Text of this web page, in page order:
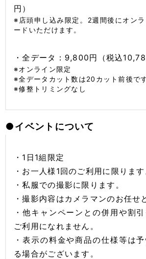
円）
※店頭申し込み限定。2週間後にオン
ードいただけます。
・全データ：9,800円（税込
※オンライン限定
※全データカット数は20カット前後で
※修整トリミングなし
●イベントについて
・1日1組限定
・お一人様1回のご利用に限ります
・私服での撮影に限ります。
・撮影内容はカメラマンのお任せ
・他キャンペーンとの併用や割
ご利用になれません。
・表示の料金や商品の仕様等は
る場合がございます。